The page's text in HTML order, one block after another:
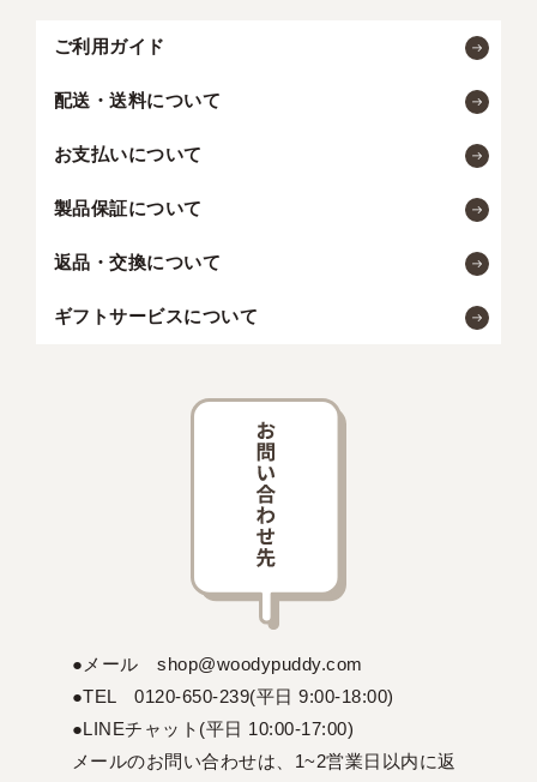
ご利用ガイド
配送・送料について
お支払いについて
製品保証について
返品・交換について
ギフトサービスについて
●メール shop@woodypuddy.com
●TEL 0120-650-239(平日 9:00-18:00)
●LINEチャット(平日 10:00-17:00)
メールのお問い合わせは、1~2営業日以内に返